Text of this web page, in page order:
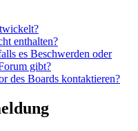
enthalten?
es Beschwerden oder
gibt?
des Boards kontaktieren?